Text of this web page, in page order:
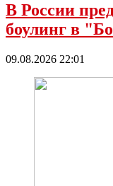
В России
боулинг в
09.08.2026 22:01